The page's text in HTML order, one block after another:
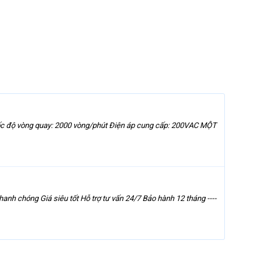
độ vòng quay: 2000 vòng/phút Điện áp cung cấp: 200VAC MỘT
chóng Giá siêu tốt Hỗ trợ tư vấn 24/7 Bảo hành 12 tháng ----